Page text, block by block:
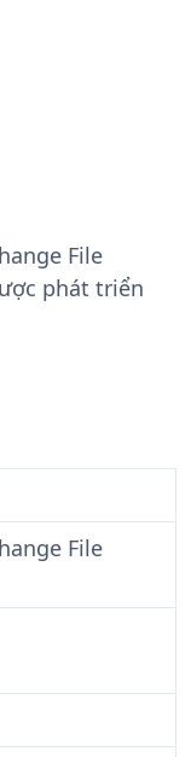
File
phát triển
File